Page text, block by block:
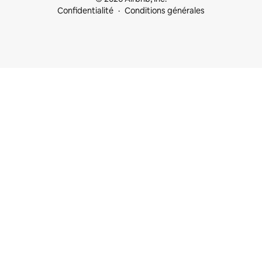
Confidentialité
Conditions générales